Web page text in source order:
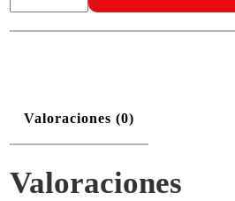
Valoraciones (0)
Valoraciones